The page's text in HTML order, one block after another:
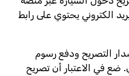
الكتروني يحتوي على رابط
التصريح ودفع رسوم
ريال قطري. ضع في الاعتبار أن تصريح